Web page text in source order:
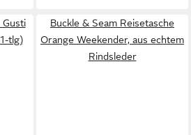
tlg)
Buckle & Seam Reisetasche
Orange Weekender, aus echtem
Rindsleder